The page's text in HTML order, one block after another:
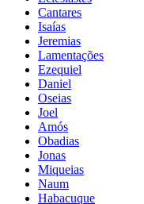
Cantares
Isaías
Jeremias
Lamentações
Ezequiel
Daniel
Oseias
Joel
Amós
Obadias
Jonas
Miqueias
Naum
Habacuque